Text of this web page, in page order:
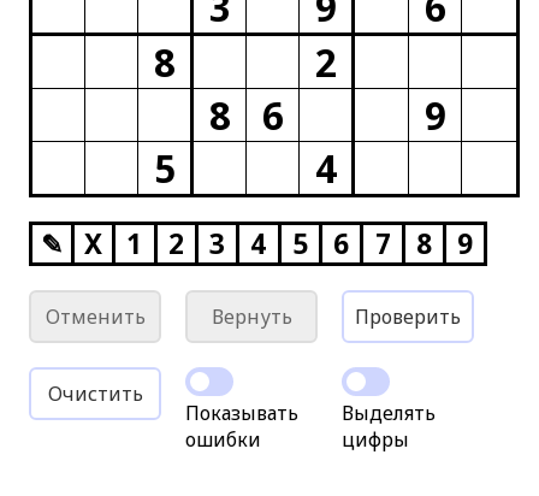
8
2
8
6
9
5
4
✎ X 1 2 3 4 5 6 7 8 9
Отменить Вернуть Проверить
Очистить
Показывать
ошибки
Выделять
цифры